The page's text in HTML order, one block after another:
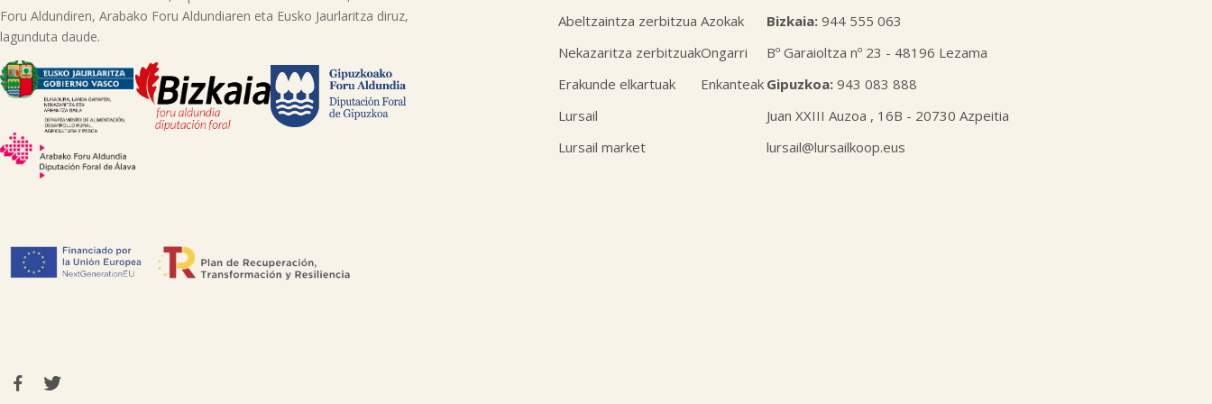
Foru Aldundiren, Arabako Foru Aldundiaren eta Eusko Jaurlaritza diruz,
lagunduta daude.
Abeltzaintza zerbitzua
Nekazaritza zerbitzuak
Erakunde elkartuak
Lursail
Lursail market
Azokak
Ongarri
Enkanteak
Bizkaia: 944 555 063
Bº Garaioltza nº 23 - 48196 Lezama
Gipuzkoa: 943 083 888
Juan XXIII Auzoa , 16B - 20730 Azpeitia
lursail@lursailkoop.eus